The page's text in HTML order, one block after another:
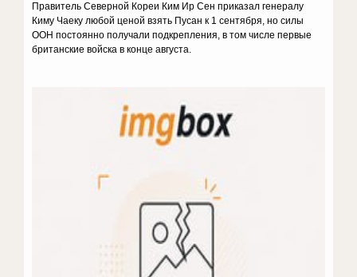
Правитель Северной Кореи Ким Ир Сен приказал генералу
Киму Чаеку любой ценой взять Пусан к 1 сентября, но силы
ООН постоянно получали подкрепления, в том числе первые
британские войска в конце августа.